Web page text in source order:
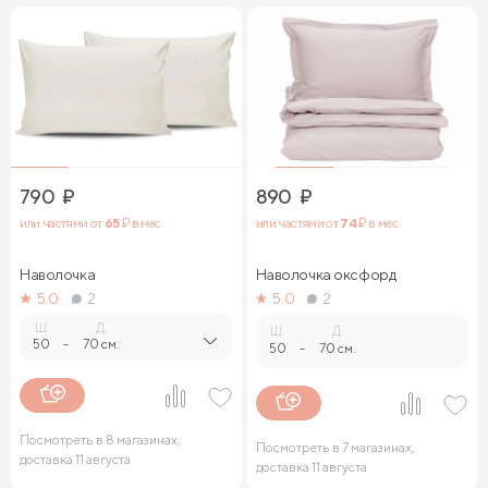
Сначала дешевые
Сначала дорогие
790 ₽
или частями от 65₽ в мес.
Наволочка
5.0
2
Ш.
50 -
Д.
70 см.
Посмотреть в 8 магазинах,
доставка 11 августа
890 ₽
или частями от74₽ в мес.
Наволочка оксфорд
5.0
2
Ш.
50 -
Д.
70 см.
Посмотреть в 7 магазинах,
доставка 11 августа